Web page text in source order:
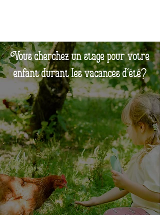
Vous cherchez un stage pour votre
enfant durant les vacances d'été?